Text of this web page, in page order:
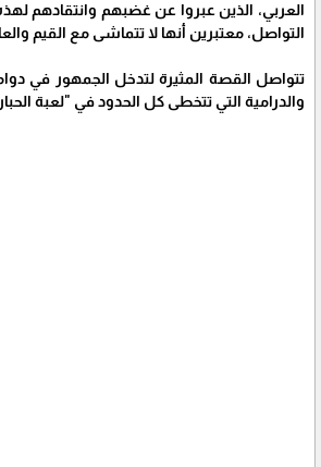
العربي، الذين عبروا عن غضبهم وانتقادهم
التواصل، معتبرين أنها لا تتماشى مع القيم
تتواصل القصة المثيرة لتدخل الجمهور في
والدرامية التي تتخطى كل الحدود في "لعبة